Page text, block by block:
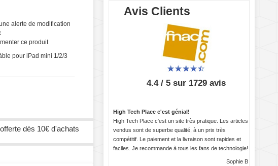
alerte de modification
ce produit
pour iPad mini 1/2/3
dès 10€ d'achats
Avis Clients
4.4 / 5 sur 1729 avis
High Tech Place c'est génial!
High Tech Place c'est un site très pratique. Les articles
vendus sont de superbe qualité, à un prix très
compétitif. Le paiement et la livraison sont rapides et
faciles. Je recommande à tous les fans de technologie!
Sophie B